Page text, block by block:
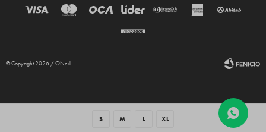
S M L XL
© Copyright 2026 / ONeill